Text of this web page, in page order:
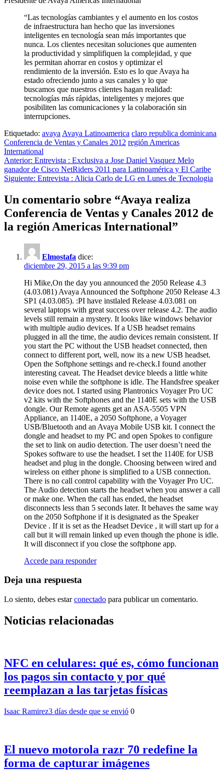
“Las tecnologías cambiantes y el aumento en los costos
de infraestructura han hecho que las inversiones
inteligentes en tecnología sean más importantes que
nunca. Los clientes necesitan soluciones que aumenten
la productividad y simplifiquen la complejidad, y que
les permitan ahorrar en costos y optimizar el
rendimiento de la inversión. Esto es lo que Avaya ha
estado ofreciendo junto a sus canales y lo que
buscamos que nuestros clientes hagan realidad:
tecnologías más rápidas, inteligentes y mejores que
posibiliten las comunicaciones y la colaboración sin
interrupciones.
Etiquetado: avaya Avaya Latinoamerica claro republica dominicana
Conferencia de Ventas y Canales 2012 región Americas
International
Navegación
de
Anterior: Entrevista : Exclusiva a Jose Daniel Vasquez Melo
ganador de Cisco NetRiders 2011 para Latinoamérica y El Caribe
Siguiente: Entrevista : Alicia Carlo de LG en Lunes de Tecnologia
Un comentario sobre “Avaya realiza
Conferencia de Ventas y Canales 2012 de
la región Americas International”
Elmostafa dice:
diciembre 29, 2015 a las 9:39 pm
Hi Mike,On the day you announced the 2050 Release 4.3
(4.03.081) Avaya Announced the Softphone 2050 Release 4.3
SP1 (4.03.085). :PI have instlaled Release 4.03.081 on
several laptops with great success over release 4.2. The audio
levels still remain a mystery. It looks like windows behavior
with multiple audio devices. If a USB headset remains
plugged in all the time, the audio devices remain consistent. If
you start the PC without the USB headset connected, then
connect to different port, well, now its a new USB headset.
Open the Softphone settings and re-check.I found another
interesting caveat. The Headset device bleeds a little white
noise even while the softphone is idle. The Handsfree speaker
device does not. I started using Plantronics Voyager Pro UC
v2 kits with the Softphones and the 1140E sets with the USB
dongle. Our Remote agents get an ASA-5505 VPN
Appliance, an 1140E, a 2050 Softphone, a Voyager
USB/Bluetooth and an Avaya Mobile USB kit. I connect the
dongle and headset to my PC and open Spokes to configure
the set to link on audio detection. The user doesn’t need the
Spokes software to use the headset. I set the 1140E for USB
headset and plug in the dongle. Choosing between wired and
wireless on either phone is simplified to a USB connection.
There is no call control capability with the Voyager Pro UC.
The Audio detection starts the headset when you answer a call
or make one. When the call has ended, the headset
disconnects less than 5 seconds later. It behaves the same way
on the 2050 Softphone if it is designated as the Speaker
Device . If it is set as the Headset Device , it will start up for a
call but it will remain linked up even though the phone is idle.
It will disconnect if you close the softphone app.
Accede para responder
Deja una respuesta
Lo siento, debes estarconectado para publicar un comentario.
Noticias relacionadas
NFC en celulares: qué es, cómo funcionan
los pagos sin contacto y por qué
reemplazan a las tarjetas físicas
Isaac Ramirez3 días desde que se envió 0
El nuevo motorola razr 70 redefine la
forma de capturar imágenes